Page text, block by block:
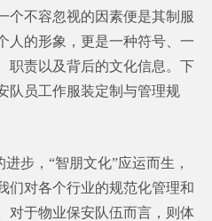
个不容忽视的因素便是其制服
的形象，更是一种符号、一
职责以及背后的文化信息。下
队员工作服装定制与管理规
步，“智朋文化”应运而生，
们对各个行业的规范化管理和
对于物业保安队伍而言，则体